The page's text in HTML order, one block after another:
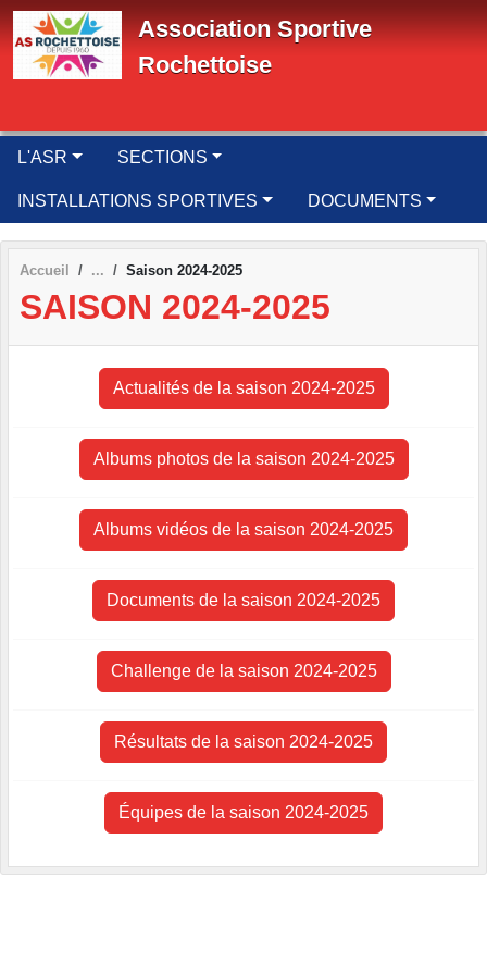
Association Sportive
Rochettoise
L'ASR SECTIONS
INSTALLATIONS SPORTIVES DOCUMENTS
Accueil Saison 2024-2025
SAISON 2024-2025
Actualités de la saison 2024-2025
Albums photos de la saison 2024-2025
Albums vidéos de la saison 2024-2025
Documents de la saison 2024-2025
Challenge de la saison 2024-2025
Résultats de la saison 2024-2025
Équipes de la saison 2024-2025
Panneau de gestion des cookies